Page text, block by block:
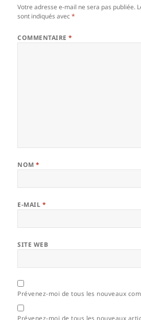
Votre adresse e-mail ne sera pas publiée.
sont indiqués avec*
COMMENTAIRE*
NOM*
E-MAIL *
SITE WEB
Prévenez-moi de tous les nouveaux